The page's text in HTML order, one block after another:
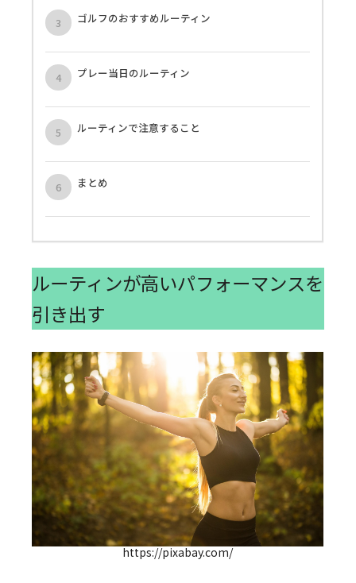
ゴルフのおすすめルーティン
プレー当日のルーティン
ルーティンで注意すること
まとめ
ルーティンが高いパフォーマンスを
引き出す
https://pixabay.com/